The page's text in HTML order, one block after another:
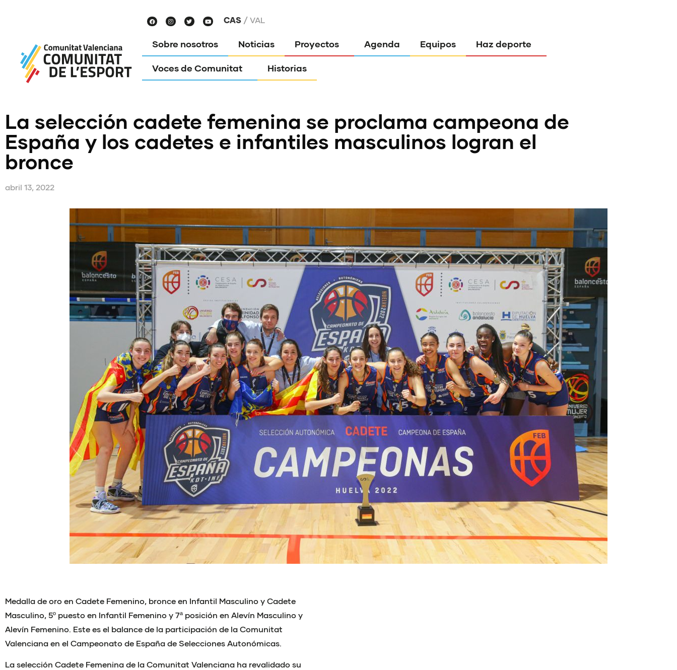
CAS VAL
Sobre nosotros Noticias Proyectos Agenda Equipos Haz deporte
Voces de Comunitat Historias
La selección cadete femenina se proclama campeona de
España y los cadetes e infantiles masculinos logran el
bronce
abril 13, 2022
Medalla de oro en Cadete Femenino, bronce en Infantil Masculino y Cadete
Masculino, 5º puesto en Infantil Femenino y 7ª posición en Alevín Masculino y
Alevín Femenino. Este es el balance de la participación de la Comunitat
Valenciana en el Campeonato de España de Selecciones Autonómicas.
La selección Cadete Femenina de la Comunitat Valenciana ha revalidado su